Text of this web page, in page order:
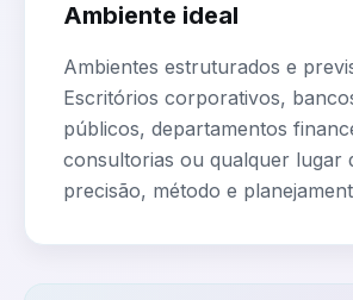
Ambiente ideal
Ambientes estruturados e
Escritórios corporativos,
públicos, departamentos
consultorias ou qualquer lugar
precisão, método e